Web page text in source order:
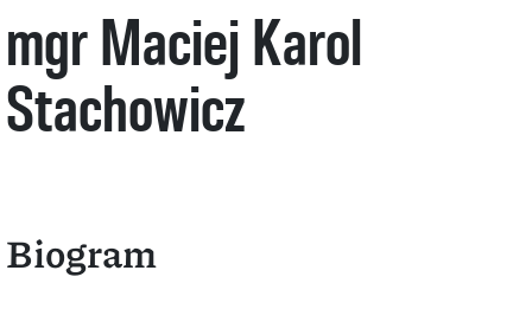
mgr Maciej Karol
Stachowicz
Biogram